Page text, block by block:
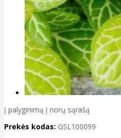
Į palyginimą Į norų sąrašą
Prekės kodas: GSL100099